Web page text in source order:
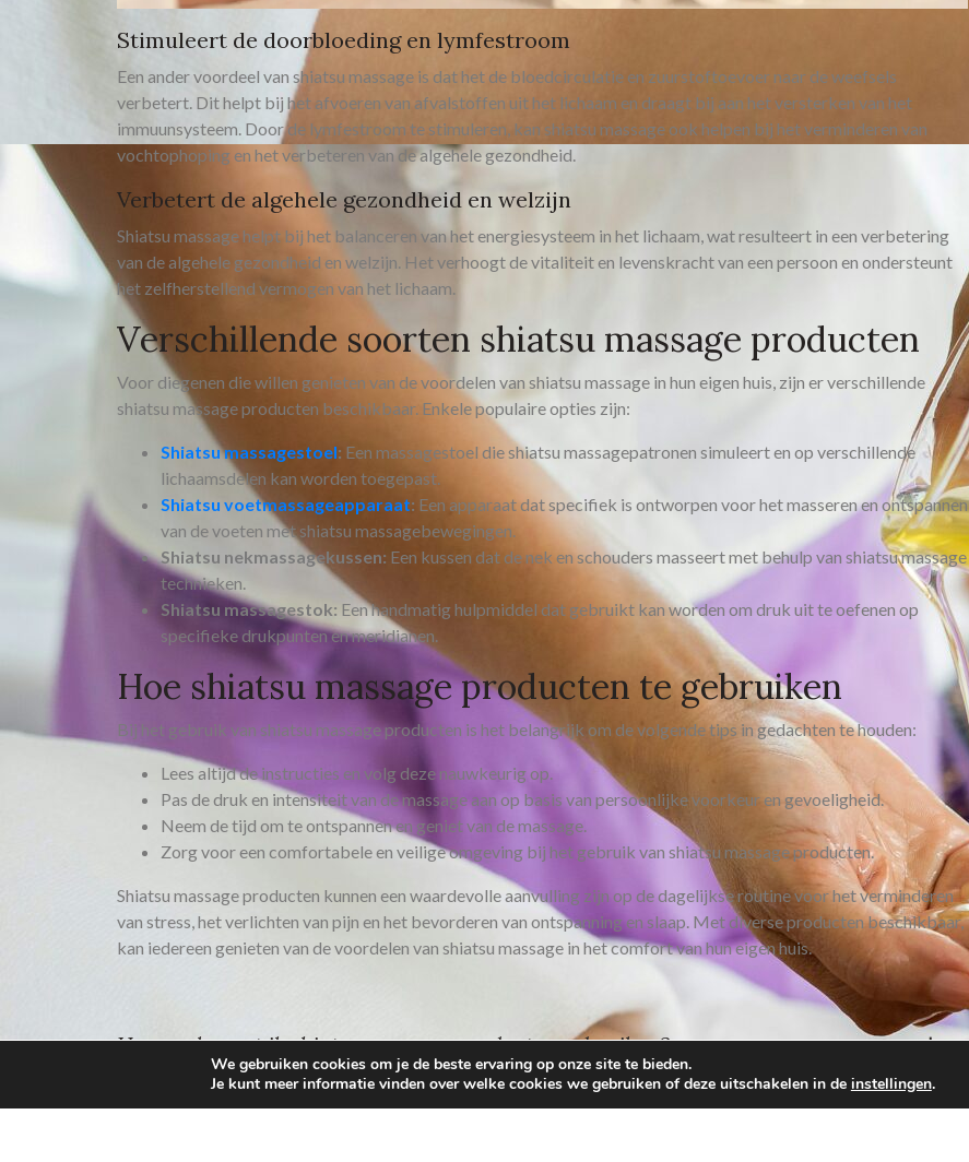
Stimuleert de doorbloeding en lymfestroom
Een ander voordeel van shiatsu massage is dat het de bloedcirculatie en zuurstoftoevoer naar de weefsels
verbetert. Dit helpt bij het afvoeren van afvalstoffen uit het lichaam en draagt bij aan het versterken van het
immuunsysteem. Door de lymfestroom te stimuleren, kan shiatsu massage ook helpen bij het verminderen van
vochtophoping en het verbeteren van de algehele gezondheid.
Verbetert de algehele gezondheid en welzijn
Shiatsu massage helpt bij het balanceren van het energiesysteem in het lichaam, wat resulteert in een verbetering
van de algehele gezondheid en welzijn. Het verhoogt de vitaliteit en levenskracht van een persoon en ondersteunt
het zelfherstellend vermogen van het lichaam.
Verschillende soorten shiatsu massage producten
Voor diegenen die willen genieten van de voordelen van shiatsu massage in hun eigen huis, zijn er verschillende
shiatsu massage producten beschikbaar. Enkele populaire opties zijn:
Shiatsu massagestoel: Een massagestoel die shiatsu massagepatronen simuleert en op verschillende
lichaamsdelen kan worden toegepast.
Shiatsu voetmassageapparaat: Een apparaat dat specifiek is ontworpen voor het masseren en ontspannen
van de voeten met shiatsu massagebewegingen.
Shiatsu nekmassagekussen: Een kussen dat de nek en schouders masseert met behulp van shiatsu massage
technieken.
Shiatsu massagestok: Een handmatig hulpmiddel dat gebruikt kan worden om druk uit te oefenen op
specifieke drukpunten en meridianen.
Hoe shiatsu massage producten te gebruiken
Bij het gebruik van shiatsu massage producten is het belangrijk om de volgende tips in gedachten te houden:
Lees altijd de instructies en volg deze nauwkeurig op.
Pas de druk en intensiteit van de massage aan op basis van persoonlijke voorkeur en gevoeligheid.
Neem de tijd om te ontspannen en geniet van de massage.
Zorg voor een comfortabele en veilige omgeving bij het gebruik van shiatsu massage producten.
Shiatsu massage producten kunnen een waardevolle aanvulling zijn op de dagelijkse routine voor het verminderen
van stress, het verlichten van pijn en het bevorderen van ontspanning en slaap. Met diverse producten beschikbaar,
kan iedereen genieten van de voordelen van shiatsu massage in het comfort van hun eigen huis.
Hoe vaak moet ik shiatsu massage producten gebruiken?
We gebruiken cookies om je de beste ervaring op onze site te bieden.
Je kunt meer informatie vinden over welke cookies we gebruiken of deze uitschakelen in de instellingen.